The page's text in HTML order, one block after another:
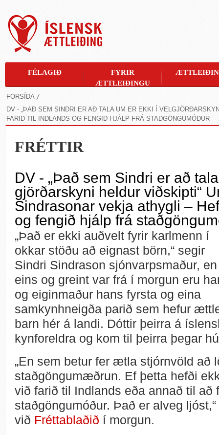
FORSÍÐA
DV - „ÞAÐ SEM SINDRI ER AÐ TALA UM ER EKKI Í
FARIÐ TIL INDLANDS OG FENGIÐ HJÁLP FRÁ STAÐGÖNGUMÓÐUR
FRÉTTIR
DV - „Það sem Sindri er að
gjörðar­skyni heldur við­skipti“
Sindrasonar vekja athygli –
og fengið hjálp frá
„Það er ekki auðvelt fyrir karlmenn í
okkar stöðu að eignast börn,“ segir
Sindri Sindrason sjónvarpsmaður, en
eins og greint var frá í morgun eru
og eiginmaður hans fyrsta og eina
samkynhneigða parið sem hefur
barn hér á landi. Dóttir þeirra á
kynforeldra og kom til þeirra þegar
„En sem betur fer ætla stjórnvöld að
staðgöngumæðrun. Ef þetta hefði
við farið til Indlands eða annað til að
staðgöngumóður. Það er alveg
við Fréttablaðið í morgun.
FÉLAGIÐ
FYRIR
ÆTTLEIÐINGU